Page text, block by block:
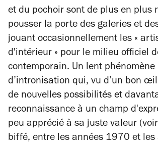
et du pochoir sont de plus en plus
pousser la porte des galeries et
jouant occasionnellement les «
d'intérieur » pour le milieu officiel
contemporain. Un lent phénomène
d’intronisation qui, vu d’un bon
de nouvelles possibilités et
reconnaissance à un champ
peu apprécié à sa juste valeur
biffé, entre les années 1970 et les